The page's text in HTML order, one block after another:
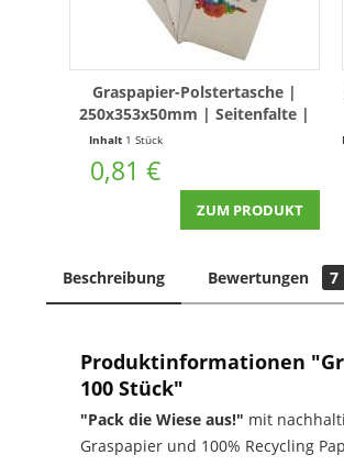
Graspapier-Polstertasche |
250x353x50mm | Seitenfalte |
Mit Druck
Inhalt 1 Stück
0,81 €
ZUM PRODUKT
Beschreibung Bewertungen 7
Produktinformationen
100 Stück"
"Pack die Wiese aus!" mit
Graspapier und 100% Recycling